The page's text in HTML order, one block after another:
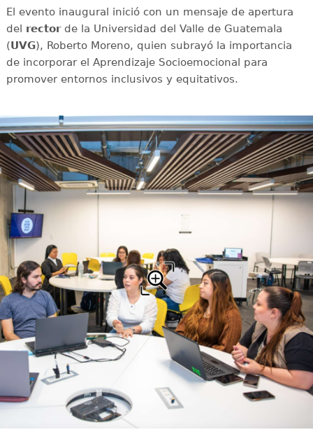
El evento inaugural inició con un mensaje de apertura
del rectorde la Universidad del Valle de Guatemala
(UVG), Roberto Moreno, quien subrayó la importancia
de incorporar el Aprendizaje Socioemocional para
promover entornos inclusivos y equitativos.